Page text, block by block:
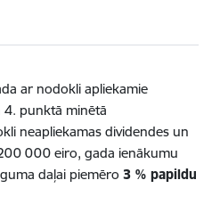
ar nodokli apliekamie
4. punktā minētā
neapliekamas dividendes un
000 eiro, gada ienākumu
daļai piemēro 3 % papildu